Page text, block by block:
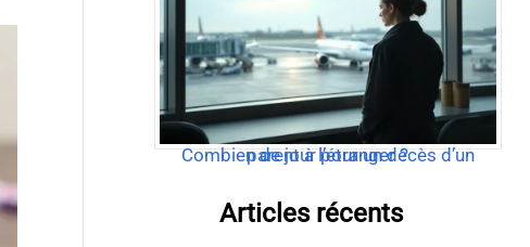
Combien de jour pour un décès d’un parent à l’étranger ?
Articles récents